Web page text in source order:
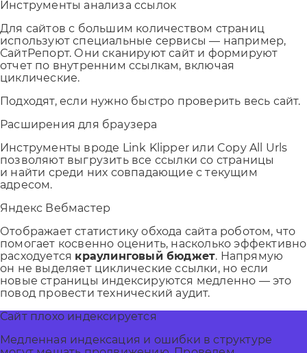
Инструменты анализа ссылок
Для сайтов с большим количеством страниц
используют специальные сервисы — например,
СайтРепорт. Они сканируют сайт и формируют
отчет по внутренним ссылкам, включая
циклические.
Подходят, если нужно быстро проверить весь сайт.
Расширения для браузера
Инструменты вроде Link Klipper или Copy All Urls
позволяют выгрузить все ссылки со страницы
и найти среди них совпадающие с текущим
адресом.
Яндекс Вебмастер
Отображает статистику обхода сайта роботом, что
помогает косвенно оценить, насколько эффективно
расходуется краулинговый бюджет. Напрямую
он не выделяет циклические ссылки, но если
новые страницы индексируются медленно — это
повод провести технический аудит.
Сайт плохо индексируется
Медленная индексация и ошибки в структуре